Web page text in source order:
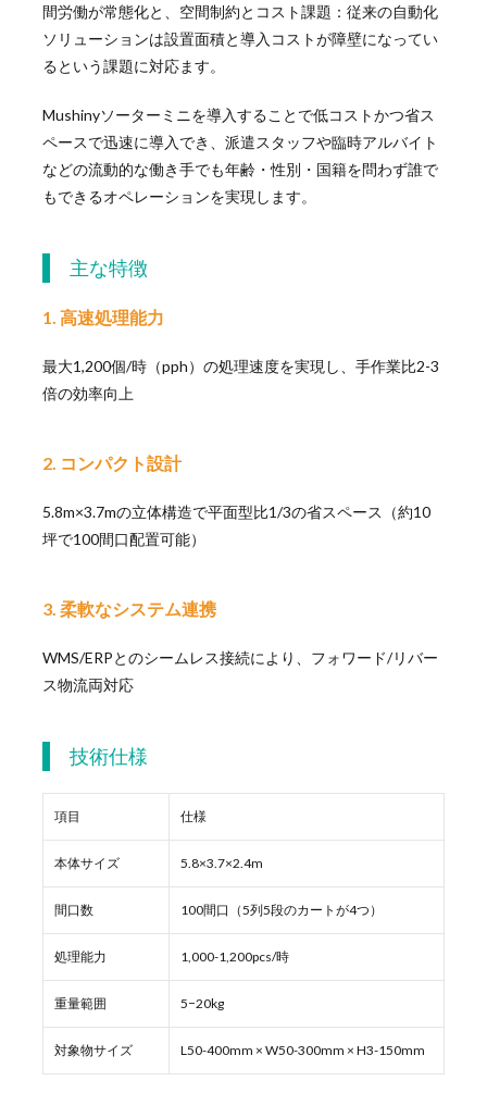
間労働が常態化と、空間制約とコスト課題：従来の自動化
ソリューションは設置面積と導入コストが障壁になってい
るという課題に対応ます。
Mushinyソーターミニを導入することで低コストかつ省ス
ペースで迅速に導入でき、派遣スタッフや臨時アルバイト
などの流動的な働き手でも年齢・性別・国籍を問わず誰で
もできるオペレーションを実現します。
主な特徴
1. 高速処理能力
最大1,200個/時（pph）の処理速度を実現し、手作業比2-3
倍の効率向上
2. コンパクト設計
5.8m×3.7mの立体構造で平面型比1/3の省スペース（約10
坪で100間口配置可能）
3. 柔軟なシステム連携
WMS/ERPとのシームレス接続により、フォワード/リバー
ス物流両対応
技術仕様
項目 仕様
本体サイズ 5.8×3.7×2.4m
間口数 100間口（5列5段のカートが4つ）
処理能力 1,000-1,200pcs/時
重量範囲 5−20kg
対象物サイズ L50-400mm × W50-300mm × H3-150mm